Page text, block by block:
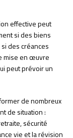
effective peut
si des biens
des créances
mise en œuvre
peut prévoir un
de nombreux
de situation :
sécurité
vie et la révision